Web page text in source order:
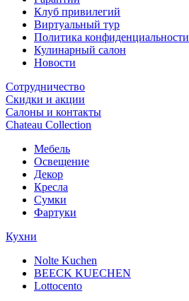
Клуб привилегий
Виртуальный тур
Политика конфиденциальности
Кулинарный салон
Новости
Сотрудничество
Скидки и акции
Салоны и контакты
Chateau Collection
Мебель
Освещение
Декор
Кресла
Сумки
Фартуки
Кухни
Nolte Kuchen
BEECK KUECHEN
Lottocento